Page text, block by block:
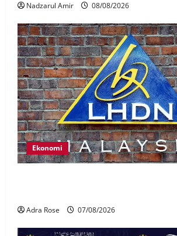
Nadzarul Amir 08/08/2026
Ekonomi
Adra Rose 07/08/2026